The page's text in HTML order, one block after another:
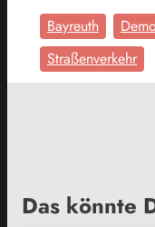
Bayreuth
Straßenverkehr
Das könnte